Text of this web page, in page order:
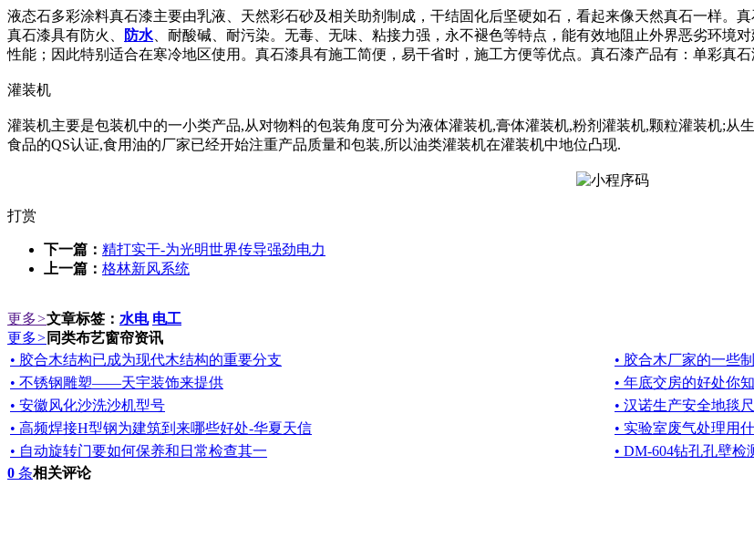
液态石多彩涂料真石漆主要由乳液、天然彩石砂及相关助剂制成，干结固化后坚硬如石，看起来像天然真石一样。
真石漆具有防火、
防水 、耐酸碱、耐污染。无毒、无味、粘接力强，永不褪色等特点，能有效地阻止外界恶劣环境
性能；因此特别适合在寒冷地区使用。真石漆具有施工简便，易干省时，施工方便等优点。真石漆产品有：单彩真
灌装机
灌装机主要是包装机中的一小类产品,从对物料的包装角度可分为液体灌装机,膏体灌装机,粉剂灌装机,颗粒灌装机;
食品的QS认证,食用油的厂家已经开始注重产品质量和包装,所以油类灌装机在灌装机中地位凸现.
打赏
下一篇： 精打实干-为光明世界传导强劲电力
上一篇： 格林新风系统
更多>文章标签： 水电 电工
更多> 同类布艺窗帘资讯
• 胶合木结构已成为现代木结构的重要分支
• 胶合木厂家的一些
• 不锈钢雕塑——天宇装饰来提供
• 年底交房的好处你
• 安徽风化沙洗沙机型号
• 汉诺生产安全地毯
• 高频焊接H型钢为建筑到来哪些好处-华夏天信
• 实验室废气处理用
• 自动旋转门要如何保养和日常检查其一
• DM-604钻孔孔壁检
0 条相关评论